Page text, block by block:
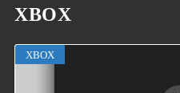
XBOX
XBOX